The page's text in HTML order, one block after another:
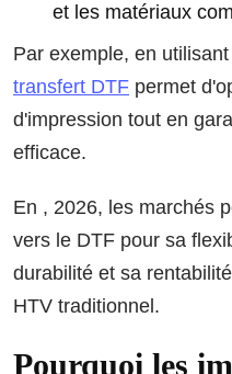
et les matériaux
Par exemple, en
transfert DTF permet
d'impression tout en
efficace.
En , 2026, les marchés
vers le DTF pour sa
durabilité et sa
HTV traditionnel.
Pourquoi les